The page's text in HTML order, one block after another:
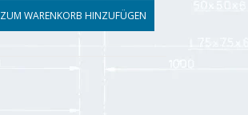
ZUM WARENKORB HINZUFÜGEN